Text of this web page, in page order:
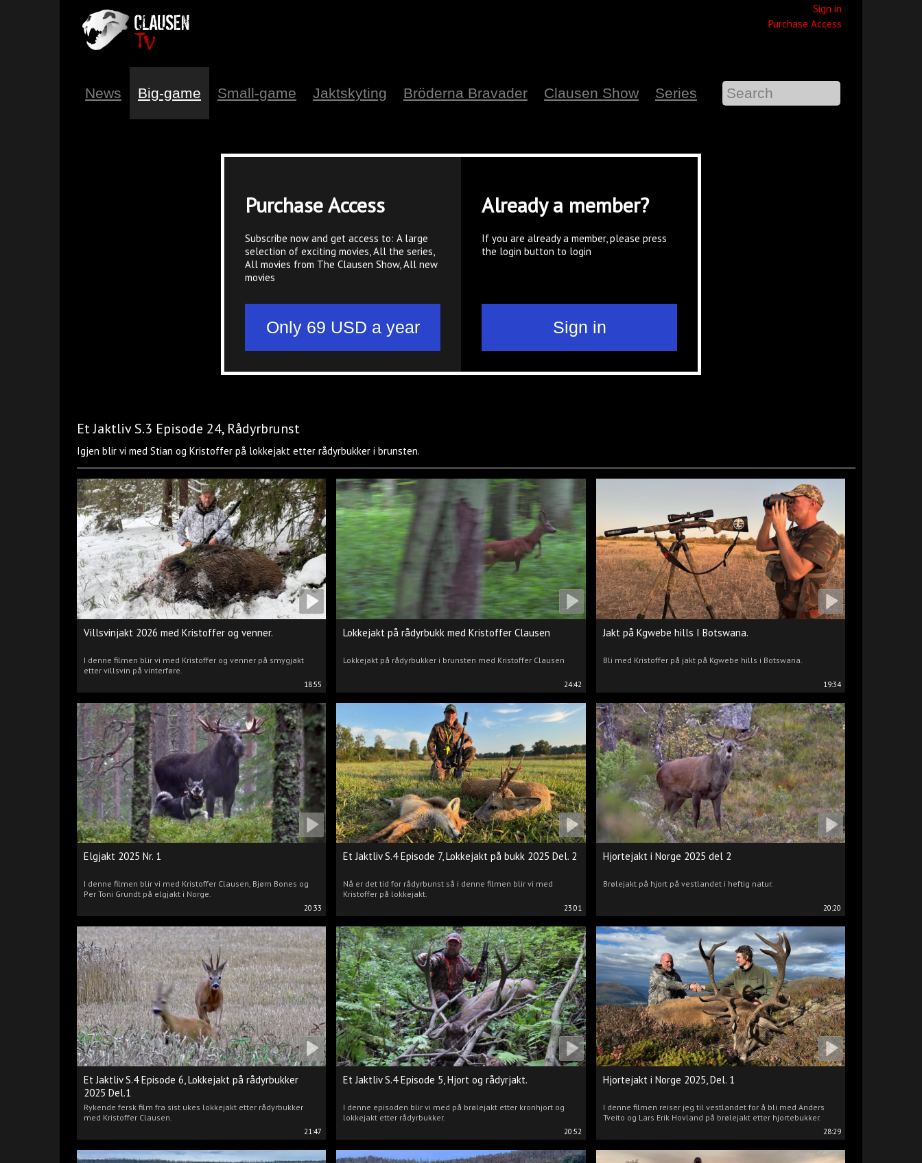
Sign in
Purchase Access
News Big-game Small-game Jaktskyting Bröderna Bravader Clausen Show Series
Purchase Access
Subscribe now and get access to: A large
selection of exciting movies, All the series,
All movies from The Clausen Show, All new
movies
Already a member?
If you are already a member, please press
the login button to login
Et Jaktliv S.3 Episode 24, Rådyrbrunst
Igjen blir vi med Stian og Kristoffer på lokkejakt etter rådyrbukker i brunsten.
18:55
Villsvinjakt 2026 med Kristoffer og venner.
I denne filmen blir vi med Kristoffer og venner på smygjakt
etter villsvin på vinterføre.
24:42
Lokkejakt på rådyrbukk med Kristoffer Clausen
Lokkejakt på rådyrbukker i brunsten med Kristoffer Clausen
19:34
Jakt på Kgwebe hills I Botswana.
Bli med Kristoffer på jakt på Kgwebe hills i Botswana.
20:33
Elgjakt 2025 Nr. 1
I denne filmen blir vi med Kristoffer Clausen, Bjørn Bones og
Per Toni Grundt på elgjakt i Norge.
23:01
Et Jaktliv S.4 Episode 7, Lokkejakt på bukk 2025 Del. 2
Nå er det tid for rådyrbunst så i denne filmen blir vi med
Kristoffer på lokkejakt.
20:20
Hjortejakt i Norge 2025 del 2
Brølejakt på hjort på vestlandet i heftig natur.
21:47
Et Jaktliv S.4 Episode 6, Lokkejakt på rådyrbukker
2025 Del.1
Rykende fersk film fra sist ukes lokkejakt etter rådyrbukker
med Kristoffer Clausen.
20:52
Et Jaktliv S.4 Episode 5, Hjort og rådyrjakt.
I denne episoden blir vi med på brølejakt etter kronhjort og
lokkejakt etter rådyrbukker.
28:29
Hjortejakt i Norge 2025, Del. 1
I denne filmen reiser jeg til vestlandet for å bli med Anders
Tveito og Lars Erik Hovland på brølejakt etter hjortebukker.